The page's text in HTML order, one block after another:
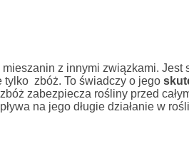
z innymi związkami. Jest
zbóż. To świadczy o jego
zabezpiecza rośliny przed
na jego długie działanie w